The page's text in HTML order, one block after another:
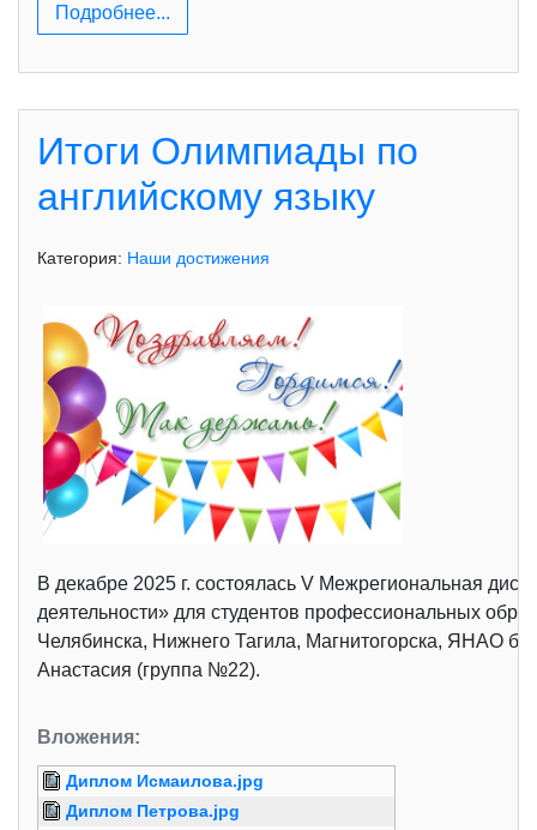
Подробнее...
Итоги Олимпиады по
английскому языку
Категория: Наши достижения
В декабре 2025 г. состоялась V Межрегиональная
деятельности» для студентов профессиональных
Челябинска, Нижнего Тагила, Магнитогорска, ЯНАО
Анастасия (группа №22).
Вложения:
Диплом Исмаилова.jpg
Диплом Петрова.jpg